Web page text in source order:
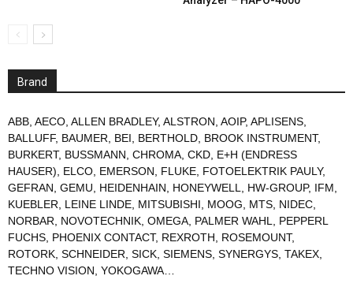
Brand
ABB, AECO, ALLEN BRADLEY, ALSTRON, AOIP, APLISENS,
BALLUFF, BAUMER, BEI, BERTHOLD, BROOK INSTRUMENT,
BURKERT, BUSSMANN, CHROMA, CKD, E+H (ENDRESS
HAUSER), ELCO, EMERSON, FLUKE, FOTOELEKTRIK PAULY,
GEFRAN, GEMU, HEIDENHAIN, HONEYWELL, HW-GROUP, IFM,
KUEBLER, LEINE LINDE, MITSUBISHI, MOOG, MTS, NIDEC,
NORBAR, NOVOTECHNIK, OMEGA, PALMER WAHL, PEPPERL
FUCHS, PHOENIX CONTACT, REXROTH, ROSEMOUNT,
ROTORK, SCHNEIDER, SICK, SIEMENS, SYNERGYS, TAKEX,
TECHNO VISION, YOKOGAWA…